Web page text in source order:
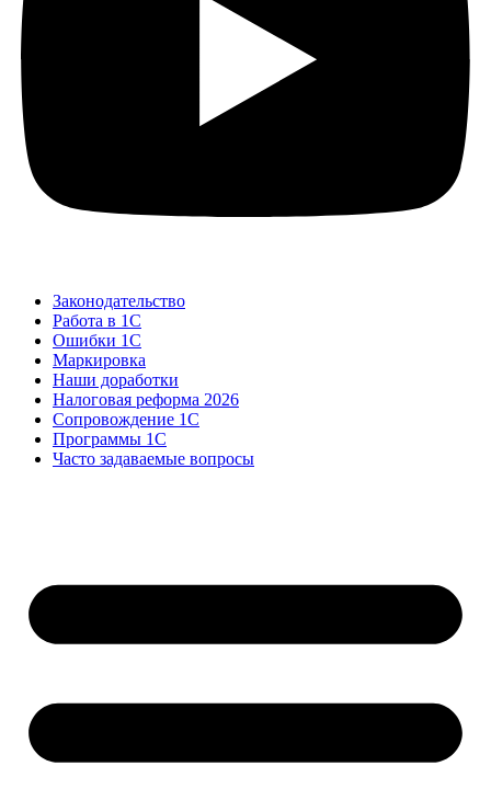
Законодательство
Работа в 1С
Ошибки 1С
Маркировка
Наши доработки
Налоговая реформа 2026
Сопровождение 1С
Программы 1С
Часто задаваемые вопросы